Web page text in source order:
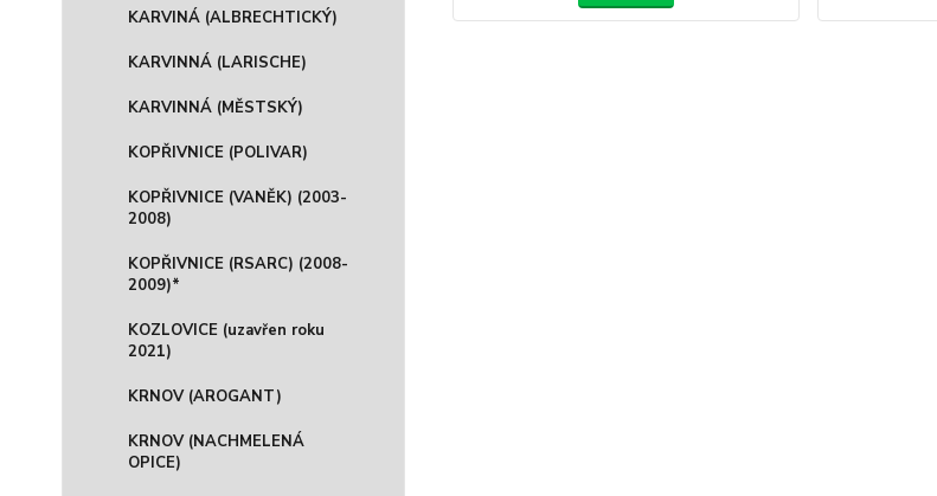
KARVINÁ (ALBRECHTICKÝ)
KARVINNÁ (LARISCHE)
KARVINNÁ (MĚSTSKÝ)
KOPŘIVNICE (POLIVAR)
KOPŘIVNICE (VANĚK) (2003-
2008)
KOPŘIVNICE (RSARC) (2008-
2009)*
KOZLOVICE (uzavřen roku
2021)
KRNOV (AROGANT)
KRNOV (NACHMELENÁ
OPICE)